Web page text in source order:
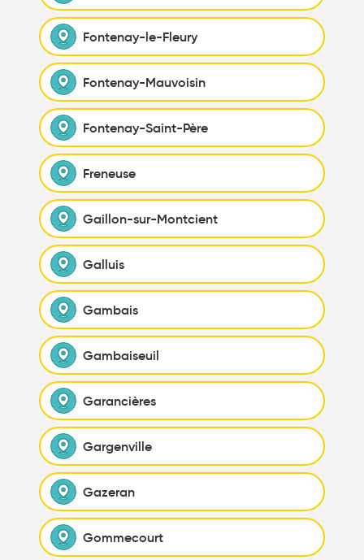
Fontenay-le-Fleury
Fontenay-Mauvoisin
Fontenay-Saint-Père
Freneuse
Gaillon-sur-Montcient
Galluis
Gambais
Gambaiseuil
Garancières
Gargenville
Gazeran
Gommecourt